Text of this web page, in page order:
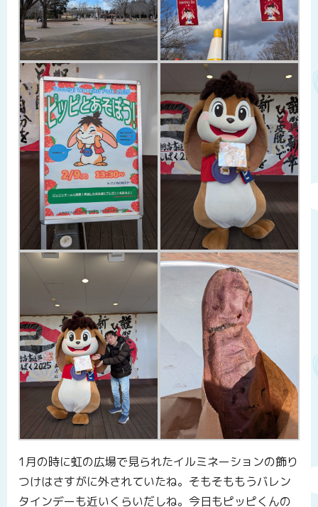
1月の時に虹の広場で見られたイルミネーションの飾り
つけはさすがに外されていたね。そもそももうバレン
タインデーも近いくらいだしね。今日もピッピくんの